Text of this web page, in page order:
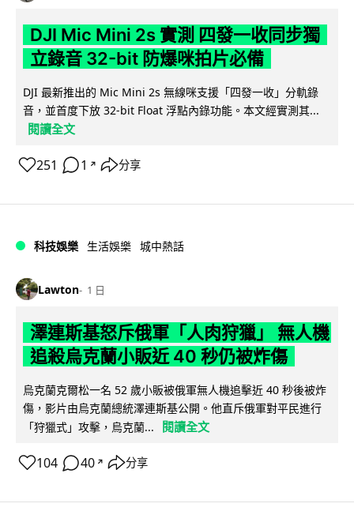
DJI Mic Mini 2s 實測 四發一收同步獨
立錄音 32-bit 防爆咪拍片必備
DJI 最新推出的 Mic Mini 2s 無線咪支援「四發一收」分軌錄
音，並首度下放 32-bit Float 浮點內錄功能。本文經實測其...
閱讀全文
251 1 ↗ 分享
科技娛樂 生活娛樂 城中熱話
Lawton 1 日
澤連斯基怒斥俄軍「人肉狩獵」 無人機
追殺烏克蘭小販近 40 秒仍被炸傷
烏克蘭克爾松一名 52 歲小販被俄軍無人機追擊近 40 秒後被炸
傷，影片由烏克蘭總統澤連斯基公開。他直斥俄軍對平民進行
「狩獵式」攻擊，烏克蘭...
閱讀全文
104 40 ↗ 分享